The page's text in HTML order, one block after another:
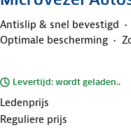
Antislip & snel bevestigd
Optimale bescherming
Levertijd: wordt geladen..
Ledenprijs
Reguliere prijs